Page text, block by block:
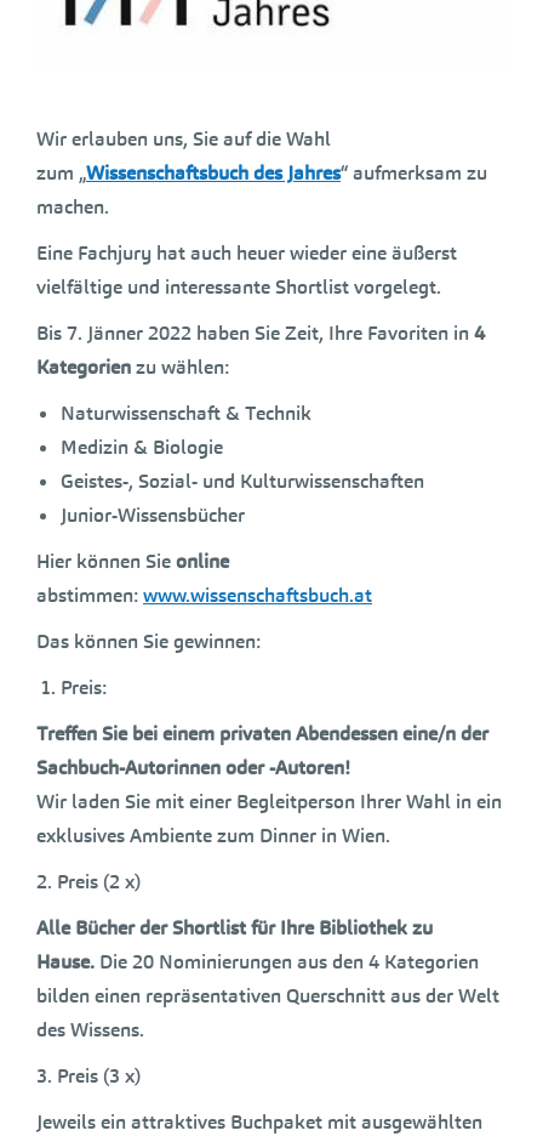
Wir erlauben uns, Sie auf die Wahl
zum „Wissenschaftsbuch des Jahres“ aufmerksam zu
machen.
Eine Fachjury hat auch heuer wieder eine äußerst
vielfältige und interessante Shortlist vorgelegt.
Bis 7. Jänner 2022 haben Sie Zeit, Ihre Favoriten in 4
Kategorienzu wählen:
Naturwissenschaft & Technik
Medizin & Biologie
Geistes-, Sozial- und Kulturwissenschaften
Junior-Wissensbücher
Hier können Sieonline
abstimmen:www.wissenschaftsbuch.at
Das können Sie gewinnen:
Preis:
Treffen Sie bei einem privaten Abendessen eine/n der
Sachbuch-Autorinnen oder -Autoren!
Wir laden Sie mit einer Begleitperson Ihrer Wahl in ein
exklusives Ambiente zum Dinner in Wien.
2. Preis (2 x)
Alle Bücher der Shortlist für Ihre Bibliothek zu
Hause. Die 20 Nominierungen aus den 4 Kategorien
bilden einen repräsentativen Querschnitt aus der Welt
des Wissens.
3. Preis (3 x)
Jeweils ein attraktives Buchpaket mit ausgewählten